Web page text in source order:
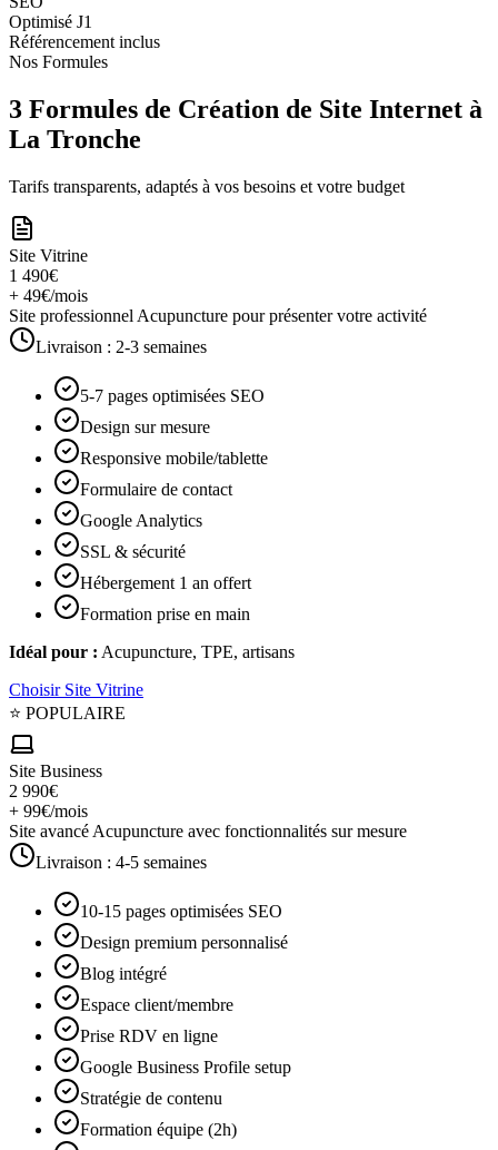
Optimisé J1
Référencement inclus
Nos Formules
3 Formules de Création de Site Internet à
La Tronche
Tarifs transparents, adaptés à vos besoins et votre budget
Site Vitrine
1 490€
+ 49€/mois
Site professionnel Acupuncture pour présenter votre activité
Livraison : 2-3 semaines
5-7 pages optimisées SEO
Design sur mesure
Responsive mobile/tablette
Formulaire de contact
Google Analytics
SSL & sécurité
Hébergement 1 an offert
Formation prise en main
Idéal pour : Acupuncture, TPE, artisans
Choisir Site Vitrine
⭐ POPULAIRE
Site Business
2 990€
+ 99€/mois
Site avancé Acupuncture avec fonctionnalités sur mesure
Livraison : 4-5 semaines
10-15 pages optimisées SEO
Design premium personnalisé
Blog intégré
Espace client/membre
Prise RDV en ligne
Google Business Profile setup
Stratégie de contenu
Formation équipe (2h)